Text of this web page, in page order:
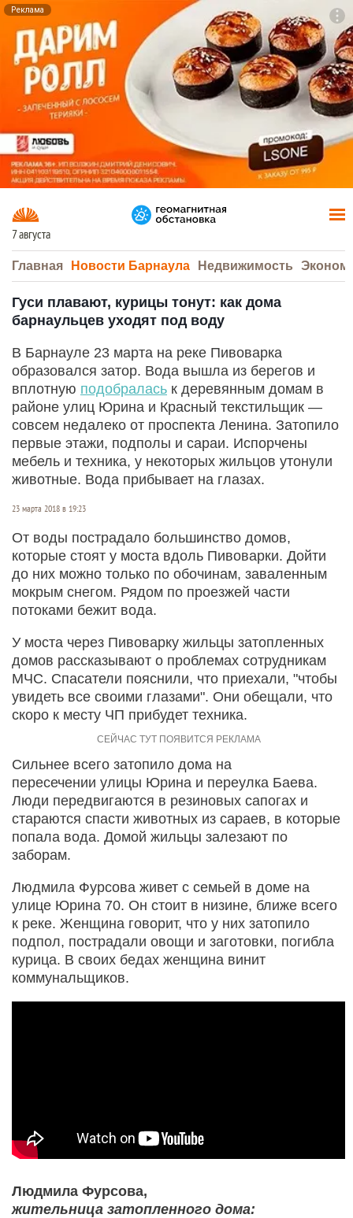
Реклама
7 августа
Главная Новости Барнаула Недвижимость
Гуси плавают, курицы тонут: как дома
барнаульцев уходят под воду
В Барнауле 23 марта на реке Пивоварка
образовался затор. Вода вышла из берегов и
вплотную подобралась к деревянным домам в
районе улиц Юрина и Красный текстильщик —
совсем недалеко от проспекта Ленина. Затопило
первые этажи, подполы и сараи. Испорчены
мебель и техника, у некоторых жильцов утонули
животные. Вода прибывает на глазах.
23 марта 2018 в 19:23
От воды пострадало большинство домов,
которые стоят у моста вдоль Пивоварки. Дойти
до них можно только по обочинам, заваленным
мокрым снегом. Рядом по проезжей части
потоками бежит вода.
У моста через Пивоварку жильцы затопленных
домов рассказывают о проблемах сотрудникам
МЧС. Спасатели пояснили, что приехали, "чтобы
увидеть все своими глазами". Они обещали, что
скоро к месту ЧП прибудет техника.
Сильнее всего затопило дома на
пересечении улицы Юрина и переулка Баева.
Люди передвигаются в резиновых сапогах и
стараются спасти животных из сараев, в которые
попала вода. Домой жильцы залезают по
заборам.
Людмила Фурсова живет с семьей в доме на
улице Юрина 70. Он стоит в низине, ближе всего
к реке. Женщина говорит, что у них затопило
подпол, пострадали овощи и заготовки, погибла
курица. В своих бедах женщина винит
коммунальщиков.
Людмила Фурсова,
жительница затопленного дома: